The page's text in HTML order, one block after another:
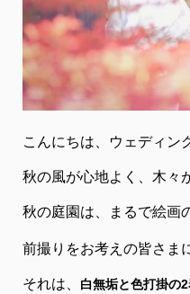
こんにちは、ウェディン
秋の風が心地よく、木々
秋の庭園は、まるで絵画
前撮りをお考えの皆さま
それは、 白無垢と色打掛の